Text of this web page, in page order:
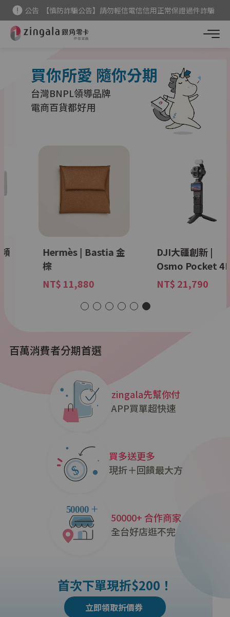
公告
【慎防詐騙公告】請勿輕信電信信用正常保證過件詐騙
新用戶首次下單現折 $200 點我領
買你所愛 隨你分期
台灣BNPL領導品牌
電商百貨都好用
Hermès | Bastia 金
棕
NT$ 11,880
DJI大疆創新 |
Osmo Pocket 4P
NT$ 21,790
百萬消費者分期首選
zingala先幫你付
APP買單超快速
買多送更多
現折＋回饋最大方
50000+ 合作商家
全台好店逛不完
首次下單現折$200！
立即領取折價券